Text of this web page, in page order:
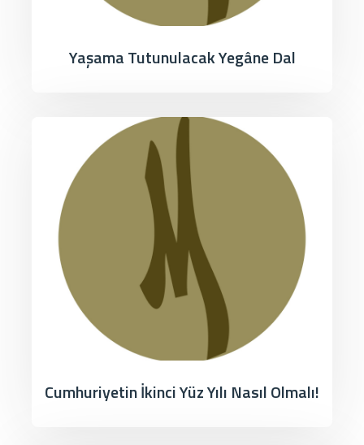
Yaşama Tutunulacak Yegâne Dal
Cumhuriyetin İkinci Yüz Yılı Nasıl Olmalı!